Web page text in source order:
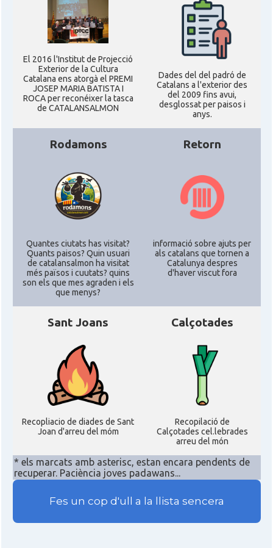
El 2016 l'Institut de Projecció
Exterior de la Cultura
Catalana ens atorgà el PREMI
JOSEP MARIA BATISTA I
ROCA per reconéixer la tasca
de CATALANSALMON
Dades del del padró de
Catalans a l'exterior des
del 2009 fins avui,
desglossat per paisos i
anys.
Rodamons
Quantes ciutats has visitat?
Quants paisos? Quin usuari
de catalansalmon ha visitat
més països i cuutats? quins
son els que mes agraden i els
que menys?
Retorn
informació sobre ajuts per
als catalans que tornen a
Catalunya despres
d'haver viscut fora
Sant Joans
Recopliacio de diades de Sant
Joan d'arreu del móm
Calçotades
Recopilació de
Calçotades cel.lebrades
arreu del món
* els marcats amb asterisc, estan encara pendents de
recuperar. Paciència joves padawans...
Fes un cop d'ull a la llista sencera